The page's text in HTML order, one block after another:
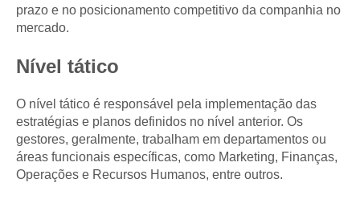
prazo e no posicionamento competitivo da companhia no
mercado.
Nível tático
O nível tático é responsável pela implementação das
estratégias e planos definidos no nível anterior. Os
gestores, geralmente, trabalham em departamentos ou
áreas funcionais específicas, como Marketing, Finanças,
Operações e Recursos Humanos, entre outros.